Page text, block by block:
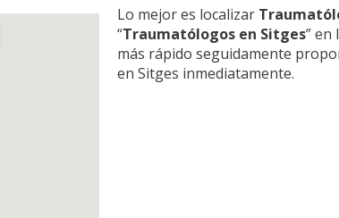
Lo mejor es localizar
“Traumatólogos en Sitges” en
más rápido seguidamente
en Sitges inmediatamente.